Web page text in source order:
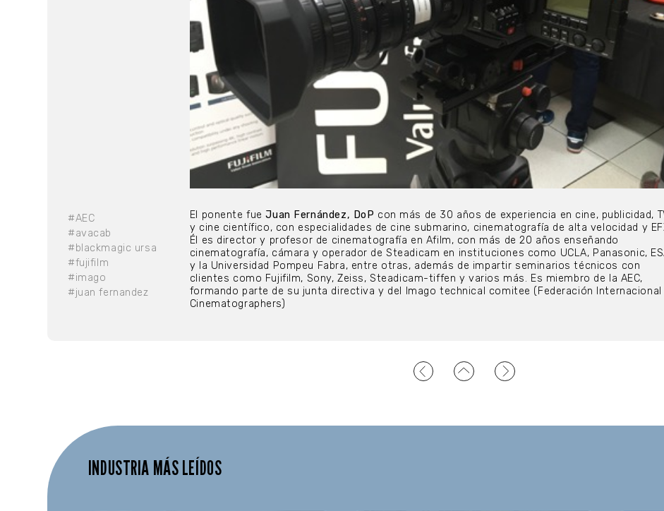
#AEC
#avacab
#blackmagic ursa
#fujifilm
#imago
#juan fernandez
El ponente fueJuan Fernández, DoP con más de 30 años de experiencia en cine, publicidad,
y cine científico, con especialidades de cine submarino, cinematografía de alta velocidad y
Él es director y profesor de cinematografía en Afilm, con más de 20 años enseñando
cinematografía, cámara y operador de Steadicam en instituciones como UCLA, Panasonic,
y la Universidad Pompeu Fabra, entre otras, además de impartir seminarios técnicos con
clientes como Fujifilm, Sony, Zeiss, Steadicam-tiffen y varios más. Es miembro de la AEC,
formando parte de su junta directiva y del Imago technical comitee (Federación Internacional
Cinematographers)
INDUSTRIA MÁS LEÍDOS